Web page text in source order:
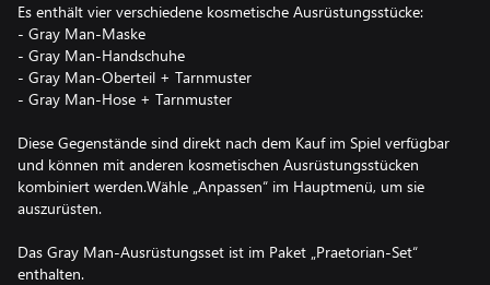
Es enthält vier verschiedene kosmetische Ausrüstungsstücke:
- Gray Man-Maske
- Gray Man-Handschuhe
- Gray Man-Oberteil + Tarnmuster
- Gray Man-Hose + Tarnmuster
Diese Gegenstände sind direkt nach dem Kauf im Spiel verfügbar
und können mit anderen kosmetischen Ausrüstungsstücken
kombiniert werden.Wähle „Anpassen“ im Hauptmenü, um sie
auszurüsten.
Das Gray Man-Ausrüstungsset ist im Paket „Praetorian-Set“
enthalten.